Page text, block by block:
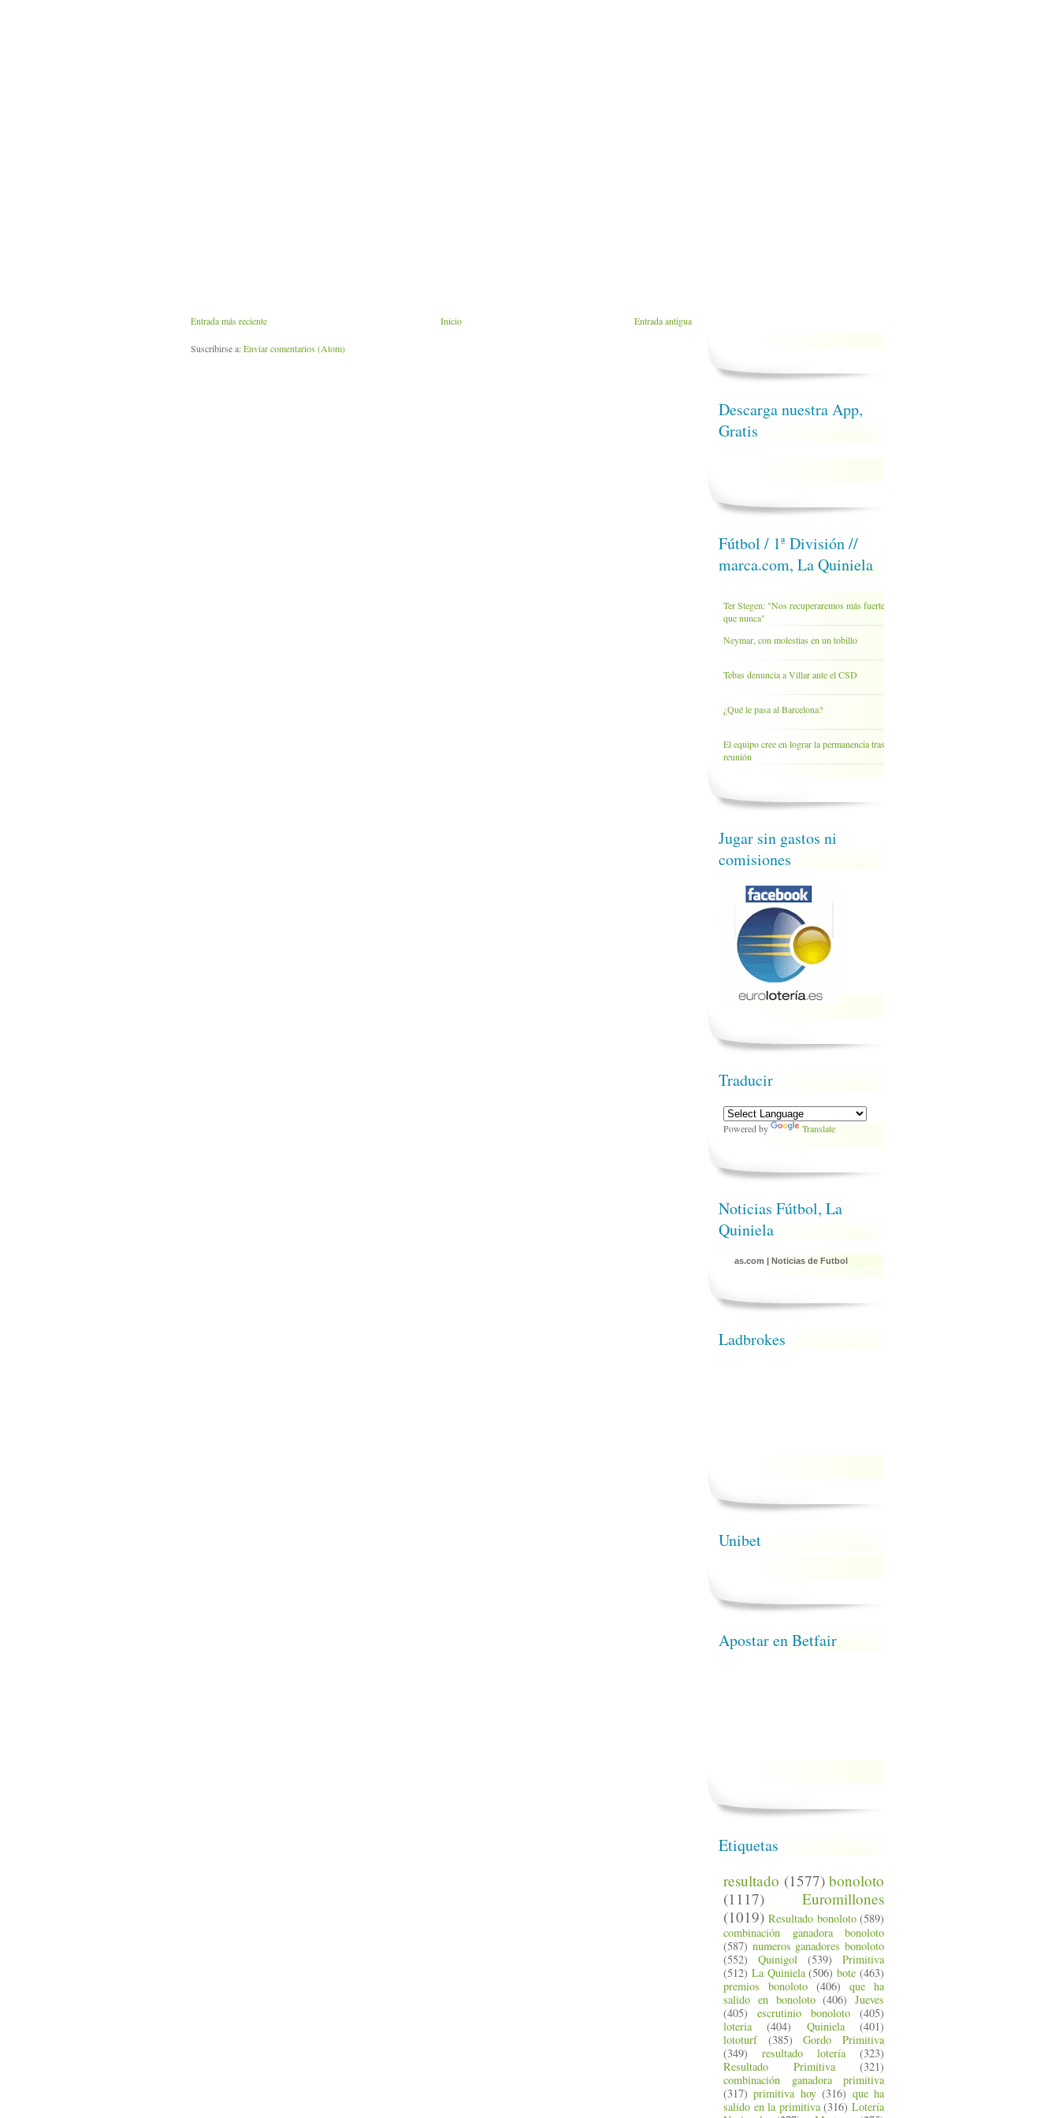
Entrada más reciente Entrada antigua
Inicio
Suscribirse a:Enviar comentarios (Atom)
Descarga nuestra App,
Gratis
Fútbol / 1ª División //
marca.com, La Quiniela
Ter Stegen: "Nos recuperaremos más fuertes
que nunca"
Neymar, con molestias en un tobillo
Tebas denuncia a Villar ante el CSD
¿Qué le pasa al Barcelona?
El equipo cree en lograr la permanencia tras la
reunión
Jugar sin gastos ni
comisiones
Traducir
Powered by Translate
Noticias Fútbol, La
Quiniela
as.com | Noticias de Futbol
Ladbrokes
Unibet
Apostar en Betfair
Etiquetas
resultado (1577) bonoloto
(1117)
Euromillones
(1019) Resultado bonoloto (589)
combinación ganadora bonoloto
(587) numeros ganadores bonoloto
(552)
Quinigol (539)
Primitiva
(512) La Quiniela (506) bote (463)
premios bonoloto (406)
que ha
salido en bonoloto (406) Jueves
(405)
escrutinio bonoloto
(405)
loteria
(404) Quiniela
(401)
lototurf
(385)
Gordo Primitiva
(349)
resultado lotería
(323)
Resultado Primitiva
(321)
combinación ganadora primitiva
(317) primitiva hoy (316) que ha
salido en la primitiva (316) Lotería